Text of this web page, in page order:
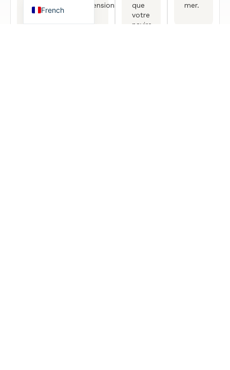
transport
afin
d'établir
dimensions
la
que
votre
navire
mer.
French